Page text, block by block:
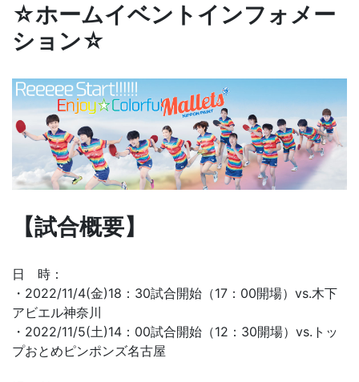
☆ホームイベントインフォメー
ション☆
【試合概要】
日 時：
・2022/11/4(金)18：30試合開始（17：00開場）vs.木下
アビエル神奈川
・2022/11/5(土)14：00試合開始（12：30開場）vs.トッ
プおとめピンポンズ名古屋